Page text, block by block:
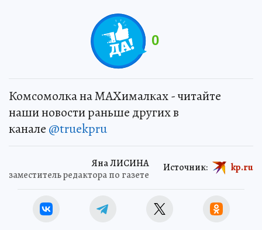
0
Комсомолка на MAXималках - читайте
наши новости раньше других в
канале @truekpru
Яна ЛИСИНА
заместитель редактора по газете
Источник: kp.ru